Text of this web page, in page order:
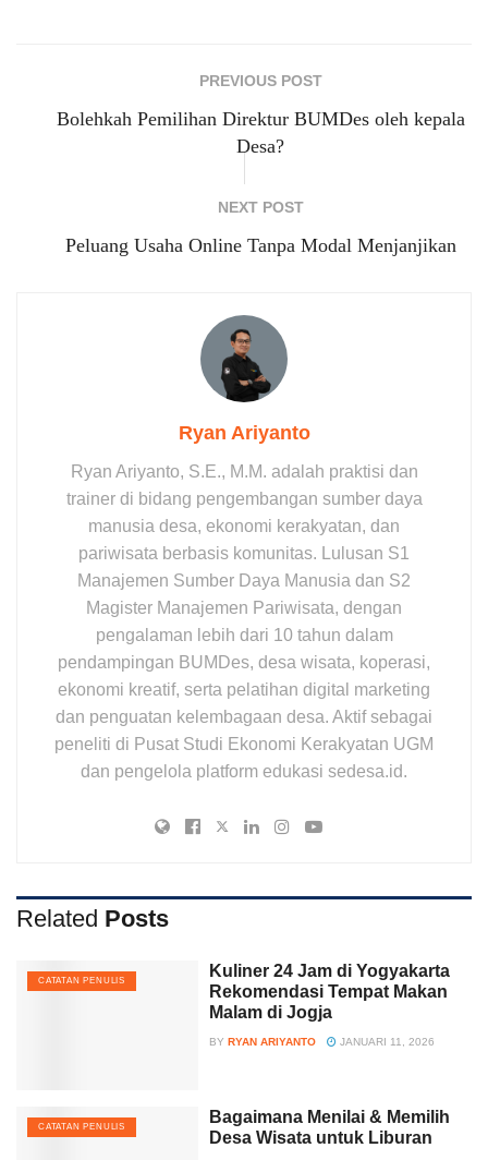
PREVIOUS POST
Bolehkah Pemilihan Direktur BUMDes oleh kepala
Desa?
NEXT POST
Peluang Usaha Online Tanpa Modal Menjanjikan
Ryan Ariyanto
Ryan Ariyanto, S.E., M.M. adalah praktisi dan
trainer di bidang pengembangan sumber daya
manusia desa, ekonomi kerakyatan, dan
pariwisata berbasis komunitas. Lulusan S1
Manajemen Sumber Daya Manusia dan S2
Magister Manajemen Pariwisata, dengan
pengalaman lebih dari 10 tahun dalam
pendampingan BUMDes, desa wisata, koperasi,
ekonomi kreatif, serta pelatihan digital marketing
dan penguatan kelembagaan desa. Aktif sebagai
peneliti di Pusat Studi Ekonomi Kerakyatan UGM
dan pengelola platform edukasi sedesa.id.
Related Posts
CATATAN PENULIS
Kuliner 24 Jam di Yogyakarta
Rekomendasi Tempat Makan
Malam di Jogja
BY RYAN ARIYANTO JANUARI 11, 2026
CATATAN PENULIS
Bagaimana Menilai & Memilih
Desa Wisata untuk Liburan